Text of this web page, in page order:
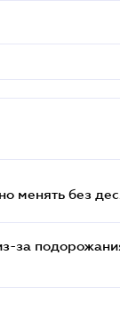
менять без
за